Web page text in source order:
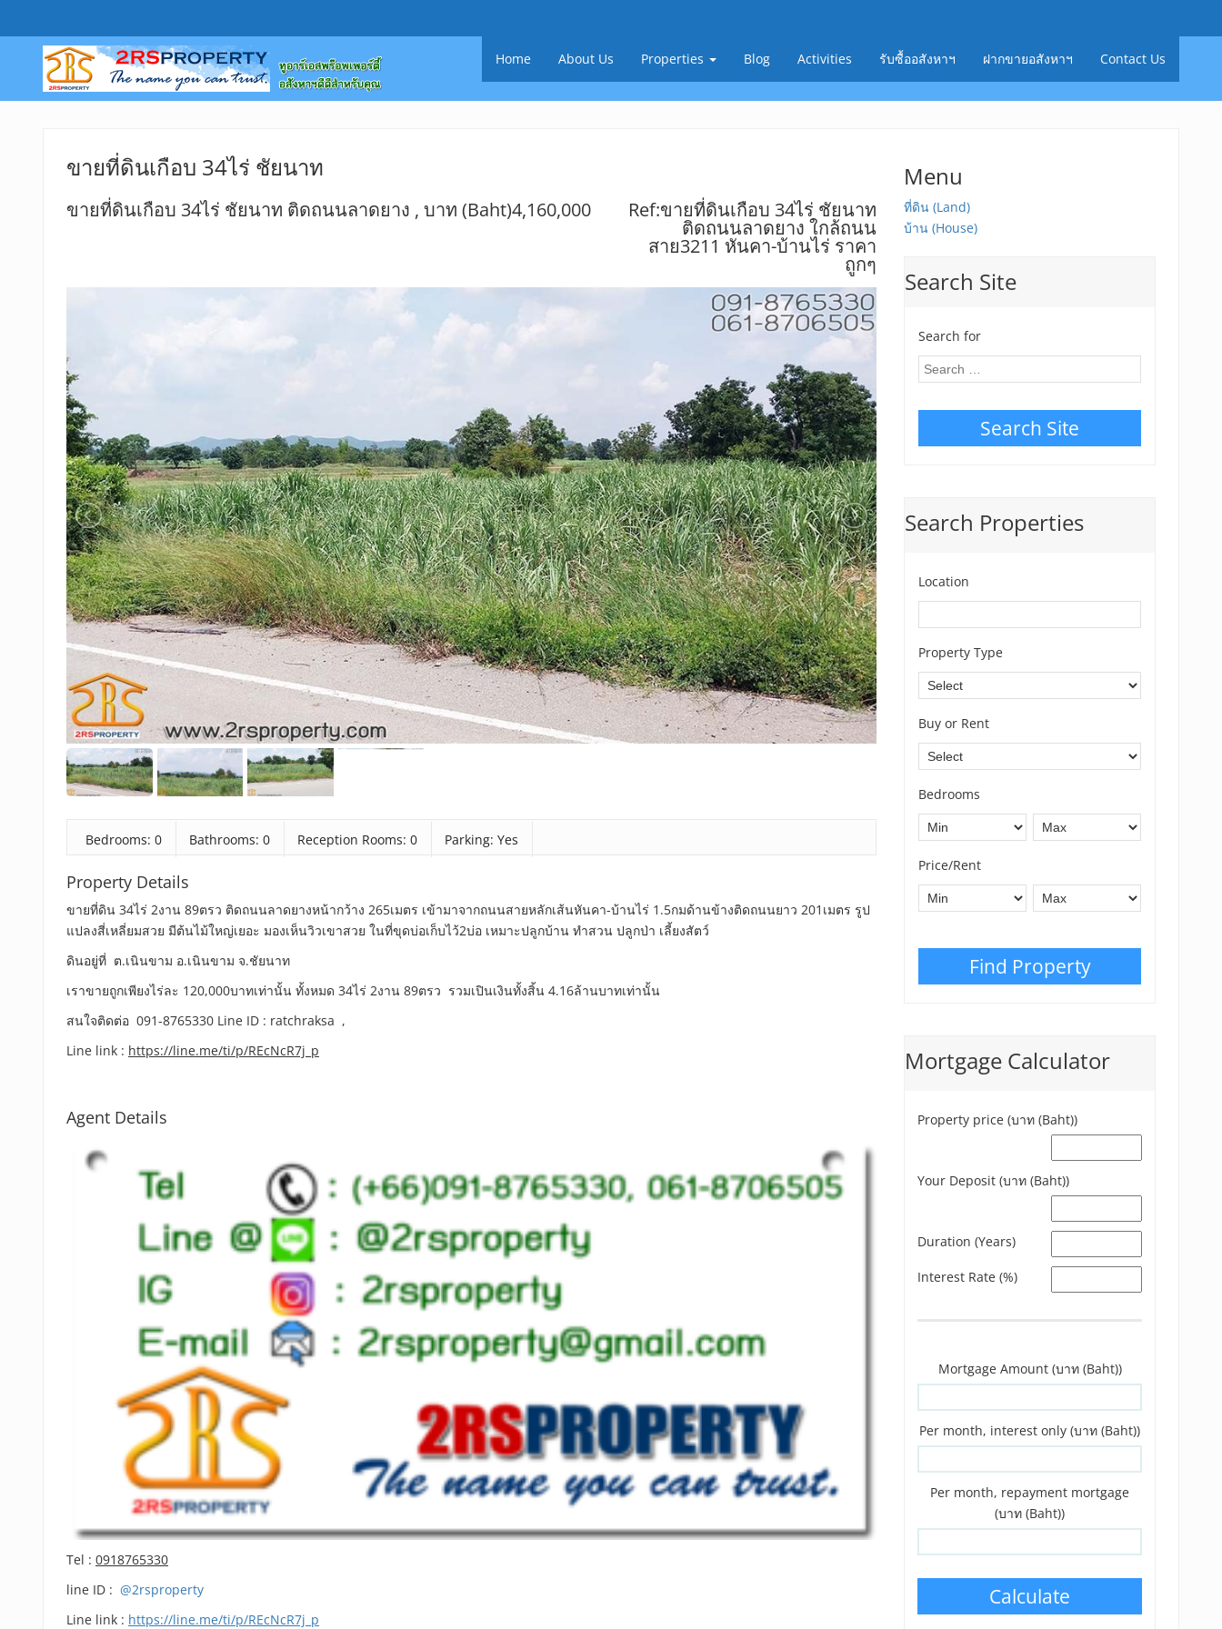
Home About Us Properties Blog Activities รับซื้ออสังหาฯ ฝากขายอสังหาฯ Contact Us
Menu
ที่ดิน (Land)
บ้าน (House)
Search Site
Search for
Search Site
Search Properties
Location
Property Type
Buy or Rent
Bedrooms
Price/Rent
Find Property
Mortgage Calculator
Property price (บาท (Baht))
Your Deposit (บาท (Baht))
Duration (Years)
Interest Rate (%)
Mortgage Amount (บาท (Baht))
Per month, interest only (บาท (Baht))
Per month, repayment mortgage
(บาท (Baht))
Calculate
ขายที่ดินเกือบ 34ไร่ ชัยนาท
ขายที่ดินเกือบ 34ไร่ ชัยนาท ติดถนนลาดยาง , บาท (Baht)4,160,000 Ref:ขายที่ดินเกือบ 34ไร่ ชัยนาท
ติดถนนลาดยาง ใกล้ถนน
สาย3211 หันคา-บ้านไร่ ราคา
ถูกๆ
Bedrooms: 0 Bathrooms: 0 Reception Rooms: 0 Parking: Yes
Property Details
ขายที่ดิน 34ไร่ 2งาน 89ตรว ติดถนนลาดยางหน้ากว้าง 265เมตร เข้ามาจากถนนสายหลักเส้นหันคา-บ้านไร่ 1.5กมด้านข้างติดถนนยาว 201เมตร รูป
แปลงสี่เหลี่ยมสวย มีต้นไม้ใหญ่เยอะ มองเห็นวิวเขาสวย ในที่ขุดบ่อเก็บไว้2บ่อ เหมาะปลูกบ้าน ทำสวน ปลูกป่า เลี้ยงสัตว์
ดินอยู่ที่ ต.เนินขาม อ.เนินขาม จ.ชัยนาท
เราขายถูกเพียงไร่ละ 120,000บาทเท่านั้น ทั้งหมด 34ไร่ 2งาน 89ตรว รวมเปินเงินทั้งสิ้น 4.16ล้านบาทเท่านั้น
สนใจติดต่อ 091-8765330 Line ID : ratchraksa ,
Line link : https://line.me/ti/p/REcNcR7j_p
Agent Details
Tel : 0918765330
line ID : @2rsproperty
Line link : https://line.me/ti/p/REcNcR7j_p